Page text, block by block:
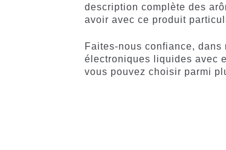
description complète des
avoir avec ce produit
Faites-nous confiance,
électroniques liquides avec
vous pouvez choisir parmi